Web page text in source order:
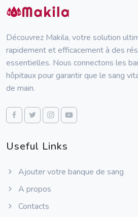
Découvrez Makila, votre solution
rapidement et efficacement à des
essentielles. Nous connectons les
hôpitaux pour garantir que le sang
de main.
Useful Links
Ajouter votre banque de sang
A propos
Contacts